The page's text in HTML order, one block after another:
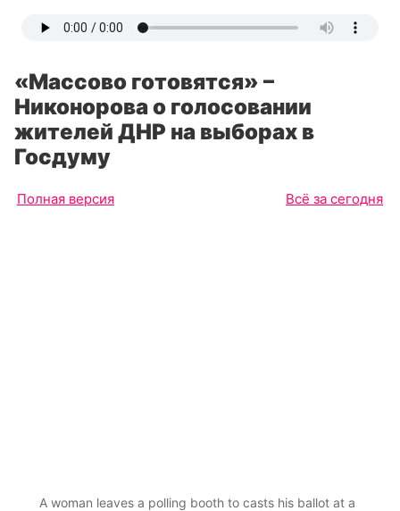
«Массово готовятся» –
Никонорова о голосовании
жителей ДНР на выборах в
Госдуму
Полная версия Всё за сегодня
A woman leaves a polling booth to casts his ballot at a